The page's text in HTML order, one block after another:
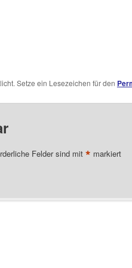
Setze ein Lesezeichen für den
Felder sind mit * markiert